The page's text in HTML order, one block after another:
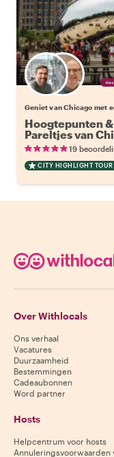
Kies
Geniet van Chicago met
Hoogtepunten
Pareltjes van
19
CITY HIGHLIGHT TOUR
Over Withlocals
Ons verhaal
Vacatures
Duurzaamheid
Bestemmingen
Cadeaubonnen
Word partner
Hosts
Helpcentrum voor hosts
Annuleringsvoorwaarden